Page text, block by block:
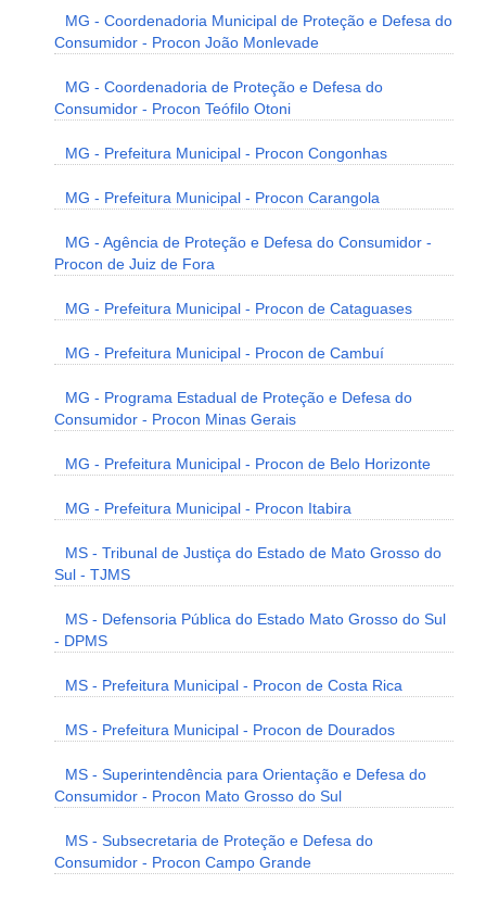
MG - Coordenadoria Municipal de Proteção e Defesa do
Consumidor - Procon João Monlevade
MG - Coordenadoria de Proteção e Defesa do
Consumidor - Procon Teófilo Otoni
MG - Prefeitura Municipal - Procon Congonhas
MG - Prefeitura Municipal - Procon Carangola
MG - Agência de Proteção e Defesa do Consumidor -
Procon de Juiz de Fora
MG - Prefeitura Municipal - Procon de Cataguases
MG - Prefeitura Municipal - Procon de Cambuí
MG - Programa Estadual de Proteção e Defesa do
Consumidor - Procon Minas Gerais
MG - Prefeitura Municipal - Procon de Belo Horizonte
MG - Prefeitura Municipal - Procon Itabira
MS - Tribunal de Justiça do Estado de Mato Grosso do
Sul - TJMS
MS - Defensoria Pública do Estado Mato Grosso do Sul
- DPMS
MS - Prefeitura Municipal - Procon de Costa Rica
MS - Prefeitura Municipal - Procon de Dourados
MS - Superintendência para Orientação e Defesa do
Consumidor - Procon Mato Grosso do Sul
MS - Subsecretaria de Proteção e Defesa do
Consumidor - Procon Campo Grande